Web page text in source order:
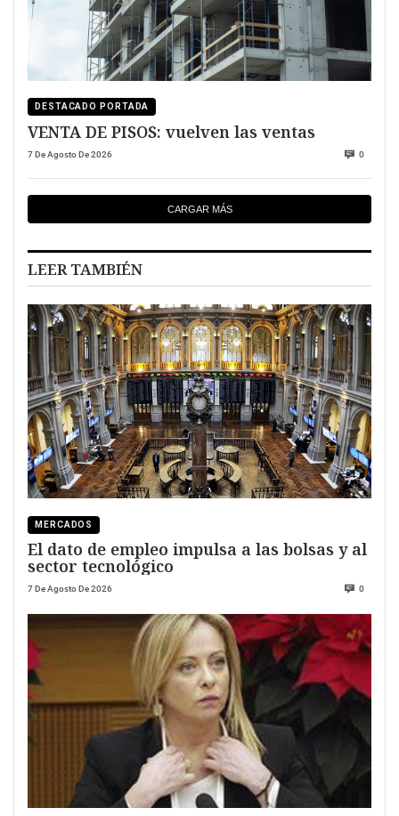
DESTACADO PORTADA
VENTA DE PISOS: vuelven las ventas
7 De Agosto De 2026 0
CARGAR MÁS
LEER TAMBIÉN
MERCADOS
El dato de empleo impulsa a las bolsas y al
sector tecnológico
7 De Agosto De 2026 0